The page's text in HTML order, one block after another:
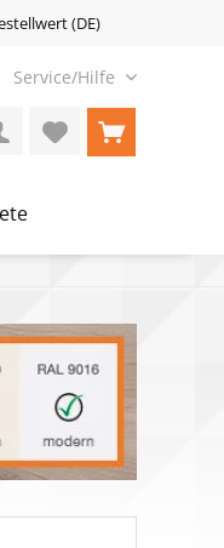
(DE)
Service/Hilfe